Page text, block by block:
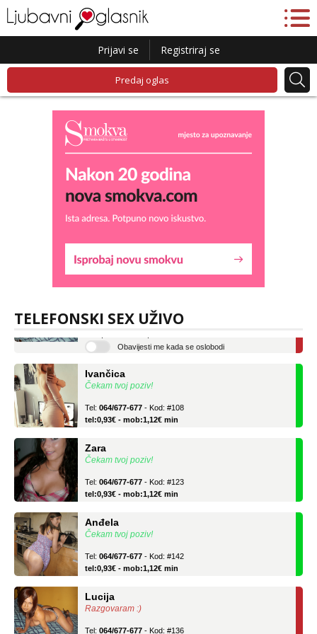
Prijavi se Registriraj se
Predaj oglas
TELEFONSKI SEX UŽIVO
Tel:064/677-677 - Kod: #136
tel:0,93€ - mob:1,12€ min
Obavijesti me kada se oslobodi
Čekam tvoj poziv!
tel:0,93€ - mob:1,12€ min
Čekam tvoj poziv!
tel:0,93€ - mob:1,12€ min
Čekam tvoj poziv!
tel:0,93€ - mob:1,12€ min
Razgovaram :)